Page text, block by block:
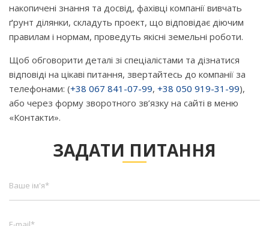
накопичені знання та досвід, фахівці компанії вивчать
ґрунт ділянки, складуть проект, що відповідає діючим
правилам і нормам, проведуть якісні земельні роботи.
Щоб обговорити деталі зі спеціалістами та дізнатися
відповіді на цікаві питання, звертайтесь до компанії за
телефонами: (+38 067 841-07-99, +38 050 919-31-99),
або через форму зворотного зв’язку на сайті в меню
«Контакти».
ЗАДАТИ ПИТАННЯ